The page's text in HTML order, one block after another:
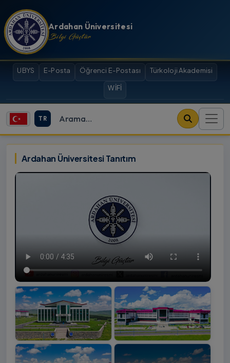
İçeriğe atla
Ardahan Üniversitesi
Bilgi Güçtür
UBYS E-Posta Öğrenci E-Postası Türkoloji Akademisi
WİFİ
TR
Site içi arama
Ardahan Üniversitesi
Ardahan Üniversitesi Tanıtım